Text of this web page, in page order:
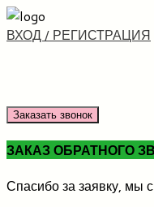
ВХОД / РЕГИСТРАЦИЯ
Заказать звонок
ЗАКАЗ ОБРАТНОГО
Спасибо за заявку, мы